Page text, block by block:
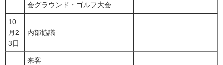
会グラウンド・ゴルフ大会
10
月2
3日
内部協議
来客